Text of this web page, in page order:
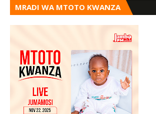
MRADI WA MTOTO KWANZA